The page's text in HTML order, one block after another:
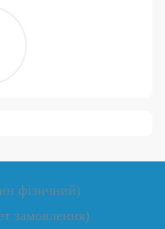
фізичний)
замовлення)